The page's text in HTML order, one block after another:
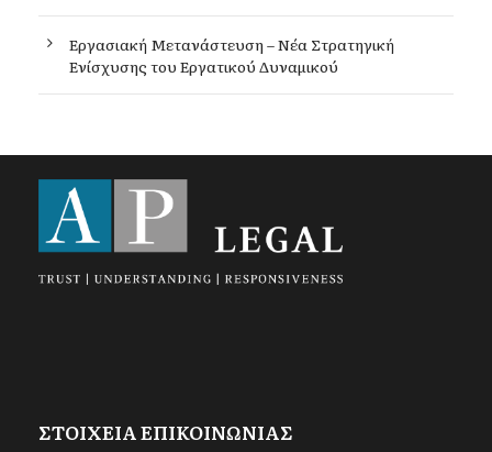
Εργασιακή Μετανάστευση – Νέα Στρατηγική
Ενίσχυσης του Εργατικού Δυναμικού
ΣΤΟΙΧΕΙΑ ΕΠΙΚΟΙΝΩΝΙΑΣ